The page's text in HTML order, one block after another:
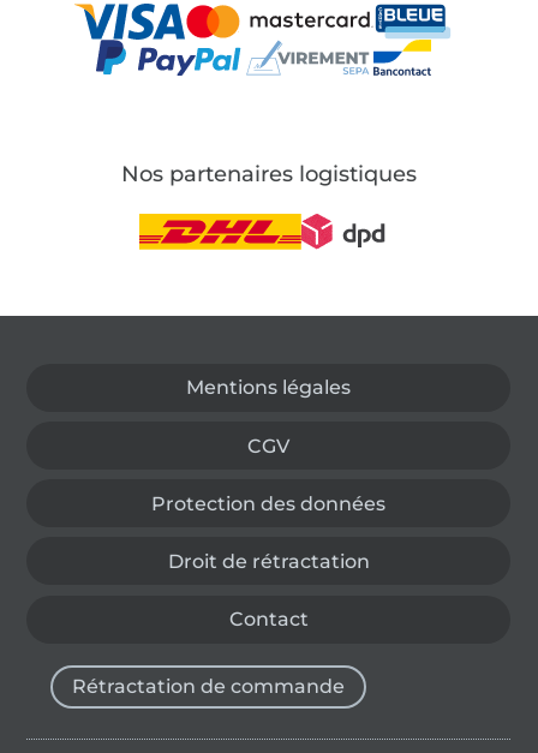
Nos partenaires logistiques
Mentions légales
CGV
Protection des données
Droit de rétractation
Contact
Rétractation de commande